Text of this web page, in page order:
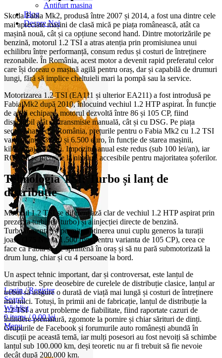
Antifurt masina
Blog
Despre Noi
Login / Register
Search
Wishlist
0items / 0,00lei
Menu
Skoda Fabia Mk2, produsă între 2007 și 2014, a fost una dintre cele
mai apreciate mașini de clasă mică pe piața românească, atât ca
mașină nouă, cât și ca opțiune second hand. Dintre motorizările pe
benzină, motorul 1.2 TSI a atras atenția prin promisiunea unui
echilibru între performanță, consum redus și costuri de întreținere
rezonabile. În România, acest motor a devenit rapid preferatul celor
care își doreau o mașină agilă pentru oraș, dar și capabilă de drumuri
lungi, fără să implice cheltuieli mari la pompă sau la service.
Motorizarea 1.2 TSI (EA111 și ulterior EA211) a fost introdusă pe
Fabia Mk2 după 2010, înlocuind vechiul 1.2 HTP aspirat. În funcție
de an și echipare, motorul dezvoltă între 86 și 105 CP, fiind
disponibil atât cu transmisie manuală, cât și cu DSG. Pe piața
second hand din România, prețurile pentru o Fabia Mk2 cu 1.2 TSI
variază între 3.500 și 6.500 euro, în funcție de starea mașinii,
kilometraj și dotări. Impozitul anual este redus (sub 100 lei/an), iar
RCA-ul se menține la niveluri accesibile pentru majoritatea șoferilor.
Tehnologia TSI: Turbo și lanț de
distribuție
Motorul 1.2 TSI se diferențiază clar de vechiul 1.2 HTP aspirat prin
prezența turbinei (turbo) și a injecției directe de benzină.
Turboalimentarea permite obținerea unui cuplu generos la turații
joase (175 Nm la 1.500 rpm pentru varianta de 105 CP), ceea ce
face ca Fabia să fie sprintenă în oraș și să nu pară submotorizată la
drum lung, chiar și cu 4 persoane la bord.
Un aspect tehnic important, dar și controversat, este lanțul de
distribuție. Spre deosebire de curelele de distribuție clasice, lanțul ar
trebui să asigure o durată de viață mai lungă și costuri de întreținere
mai mici. Totuși, în primii ani de fabricație, lanțul de distribuție la
1.2 TSI a avut probleme de fiabilitate, fiind raportate cazuri de
întindere prematură, zgomote la pornire și chiar sărituri de dinți.
Grupurile de Facebook și forumurile auto românești abundă în
discuții pe această temă, iar mulți posesori au fost nevoiți să schimbe
lanțul sub 100.000 km, deși teoretic nu ar fi trebuit să fie nevoie
decât după 200.000 km.